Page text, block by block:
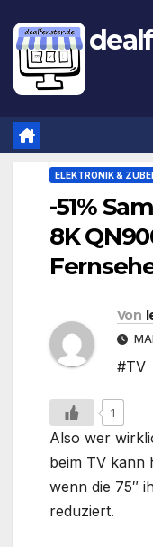
ELEKTRONIK &
-51%
8K
Von
#TV
1
Also wer
beim TV kann
wenn die 75″
reduziert.